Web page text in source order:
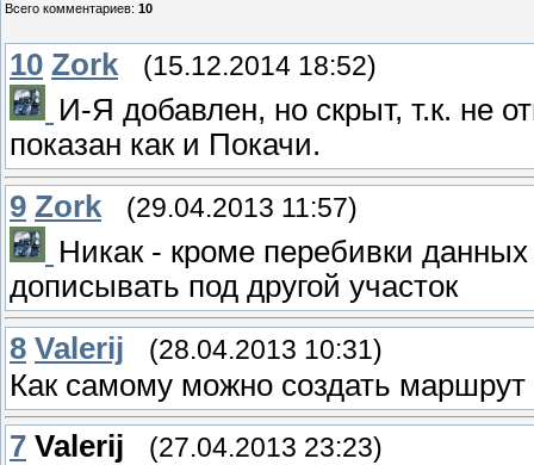
Всего комментариев: 10
10 Zork (15.12.2014 18:52)
И-Я добавлен, но скрыт, т.к. не
показан как и Покачи.
9 Zork (29.04.2013 11:57)
Никак - кроме перебивки
дописывать под другой участок
8 Valerij (28.04.2013 10:31)
Как самому можно создать маршрут
7 Valerij (27.04.2013 23:23)